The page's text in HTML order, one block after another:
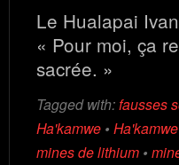
Le Hualapai
« Pour moi, ça
sacrée. »
Tagged with:fausses
Ha'kamwe •
mines de lithium •